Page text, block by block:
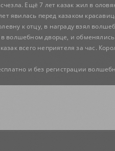
Ещё 7 лет казак жил в
явилась перед казаком
к отцу, в награду взял
волшебном дворце, и
всего неприятеля за час.
и без регистрации